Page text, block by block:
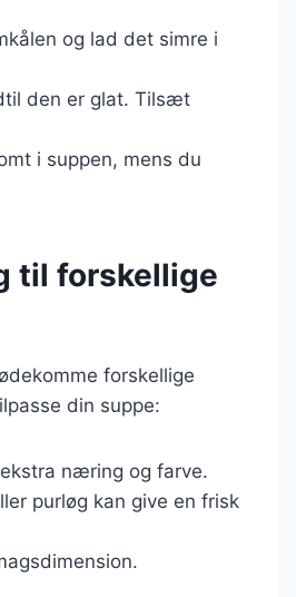
og lad det simre i
den er glat. Tilsæt
i suppen, mens du
til forskellige
forskellige
din suppe:
næring og farve.
purløg kan give en frisk